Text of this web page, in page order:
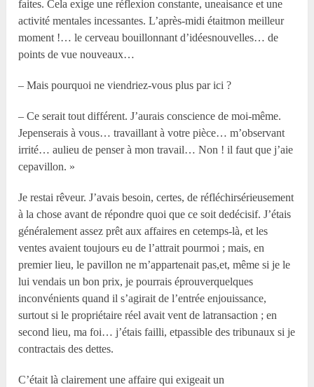
faites. Cela exige une réflexion constante, uneaisance et une
activité mentales incessantes. L’après-midi étaitmon meilleur
moment !… le cerveau bouillonnant d’idéesnouvelles… de
points de vue nouveaux…
– Mais pourquoi ne viendriez-vous plus par ici ?
– Ce serait tout différent. J’aurais conscience de moi-même.
Jepenserais à vous… travaillant à votre pièce… m’observant
irrité… aulieu de penser à mon travail… Non ! il faut que j’aie
cepavillon. »
Je restai rêveur. J’avais besoin, certes, de réfléchirsérieusement
à la chose avant de répondre quoi que ce soit dedécisif. J’étais
généralement assez prêt aux affaires en cetemps-là, et les
ventes avaient toujours eu de l’attrait pourmoi ; mais, en
premier lieu, le pavillon ne m’appartenait pas,et, même si je le
lui vendais un bon prix, je pourrais éprouverquelques
inconvénients quand il s’agirait de l’entrée enjouissance,
surtout si le propriétaire réel avait vent de latransaction ; en
second lieu, ma foi… j’étais failli, etpassible des tribunaux si je
contractais des dettes.
C’était là clairement une affaire qui exigeait un